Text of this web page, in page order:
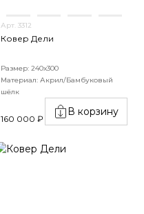
Арт. 3312
Ковер Дели
Размер: 240х300
Материал: Акрил/Бамбуковый
шёлк
160 000 ₽
В корзину